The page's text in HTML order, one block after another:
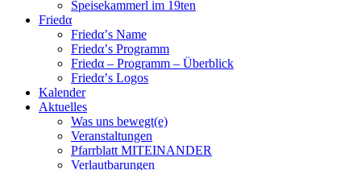
Speisekammerl im 19ten
Friedα
Friedα’s Name
Friedα’s Programm
Friedα – Programm – Überblick
Friedα’s Logos
Kalender
Aktuelles
Was uns bewegt(e)
Veranstaltungen
Pfarrblatt MITEINANDER
Verlautbarungen